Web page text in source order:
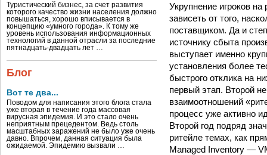
Туристический бизнес, за счет развития
которого качество жизни населения должно
повышаться, хорошо вписывается в
концепцию «умного города». К тому же
уровень использования информационных
технологий в данной отрасли за последние
пятнадцать-двадцать лет …
Блог
Вот те два...
Поводом для написания этого блога стала
уже вторая в течение года массовая
вирусная эпидемия. И это стало очень
неприятным прецедентом. Ведь столь
масштабных заражений не было уже очень
давно. Впрочем, данная ситуация была
ожидаемой. Эпидемию вызвали …
Укрупнение игроков
зависеть от того,
поставщиком. Да и
источнику сбыта
выступает именно
установления более
быстрого отклика на
первый этап. Второй
взаимоотношений
процесс уже активно
Второй год подряд
ритейле темах, как
Managed Inventory —